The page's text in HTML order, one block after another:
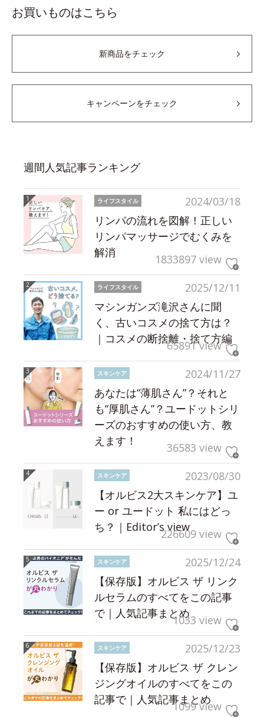
お買いものはこちら
新商品をチェック
キャンペーンをチェック
週間人気記事ランキング
2024/03/18
ライフスタイル
リンパの流れを図解！正しい
リンパマッサージでむくみを
解消
1833897 view
2025/12/11
ライフスタイル
マシンガンズ滝沢さんに聞
く、古いコスメの捨て方は？
｜コスメの断捨離・捨て方編
65891 view
2024/11/27
スキンケア
あなたは“薄肌さん”？それと
も“厚肌さん”？ユードットシリ
ーズのおすすめの使い方、教
えます！
36583 view
2023/08/30
スキンケア
【オルビス2大スキンケア】ユ
ー or ユードット 私にはどっ
ち？｜Editor’s view226609 view
2025/12/24
スキンケア
【保存版】オルビス ザ リンク
ルセラムのすべてをこの記事
で｜人気記事まとめ1033 view
2025/12/23
スキンケア
【保存版】オルビス ザ クレン
ジングオイルのすべてをこの
記事で｜人気記事まとめ
1099 view